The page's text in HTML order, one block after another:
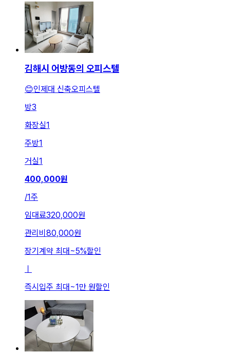
김해시 어방동의 오피스텔
😊인제대 신축오피스텔
방3
화장실1
주방1
거실1
400,000원
/1주
임대료320,000원
관리비 80,000원
장기계약 최대~5%할인
ㅣ
즉시입주 최대~1만 원할인